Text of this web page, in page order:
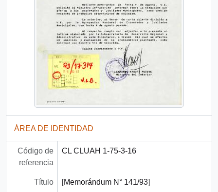
ÁREA DE IDENTIDAD
Código de
referencia
CL CLUAH 1-75-3-16
Título [Memorándum N° 141/93]